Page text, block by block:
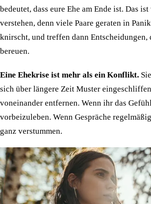
bedeutet, dass eure Ehe am Ende ist. Das
verstehen, denn viele Paare geraten in
knirscht, und treffen dann Entscheidungen,
bereuen.
Eine Ehekrise ist mehr als ein Konflikt.
sich über längere Zeit Muster
voneinander entfernen. Wenn ihr das
vorbeizuleben. Wenn Gespräche
ganz verstummen.